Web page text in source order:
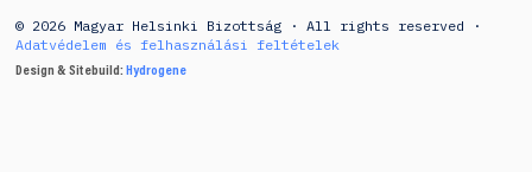
© 2026 Magyar Helsinki Bizottság · All rights reserved ·
Adatvédelem és felhasználási feltételek
Design & Sitebuild: Hydrogene